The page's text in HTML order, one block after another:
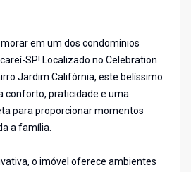
em um dos condomínios
SP! Localizado no Celebration
Jardim Califórnia, este belíssimo
conforto, praticidade e uma
para proporcionar momentos
a família.
o imóvel oferece ambientes